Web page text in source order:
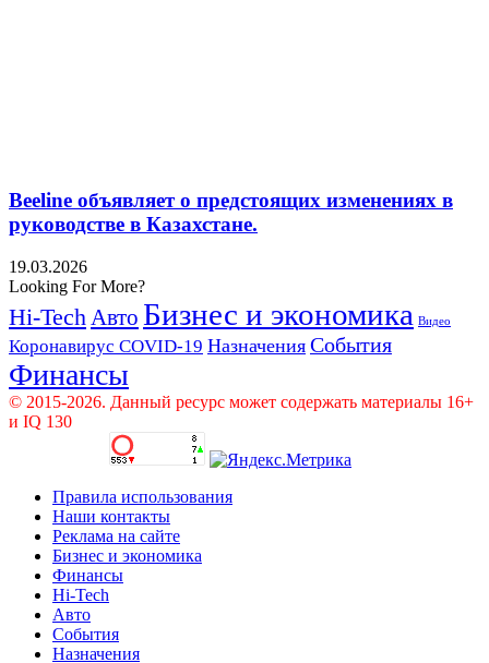
Beeline объявляет о предстоящих изменениях в
руководстве в Казахстане.
19.03.2026
Looking For More?
Hi-Tech Авто Бизнес и экономика Видео
Коронавирус COVID-19 Назначения События
Финансы
© 2015-2026. Данный ресурс может содержать материалы 16+
и IQ 130
Правила использования
Наши контакты
Реклама на сайте
Бизнес и экономика
Финансы
Hi-Tech
Авто
События
Назначения